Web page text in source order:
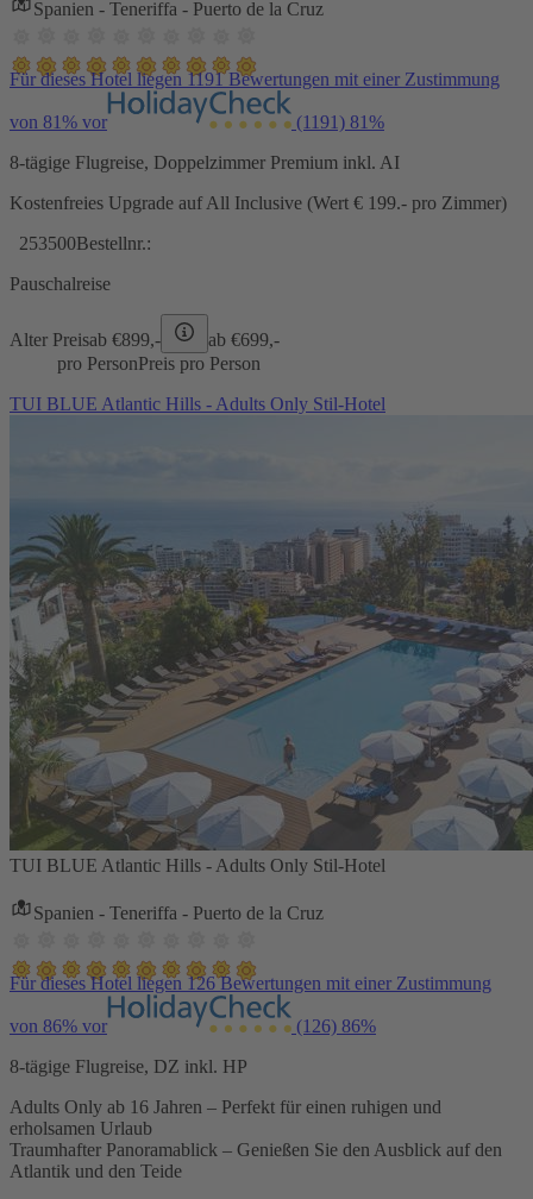
Spanien - Teneriffa - Puerto de la Cruz
Für dieses Hotel liegen 1191 Bewertungen mit einer Zustimmung
von 81% vor (1191) 81%
8-tägige Flugreise, Doppelzimmer Premium inkl. AI
Kostenfreies Upgrade auf All Inclusive (Wert € 199.- pro Zimmer)
253500Bestellnr.:
Pauschalreise
Alter Preisab €899,- ab €699,-
pro PersonPreis pro Person
TUI BLUE Atlantic Hills - Adults Only Stil-Hotel
TUI BLUE Atlantic Hills - Adults Only Stil-Hotel
Spanien - Teneriffa - Puerto de la Cruz
Für dieses Hotel liegen 126 Bewertungen mit einer Zustimmung
von 86% vor (126) 86%
8-tägige Flugreise, DZ inkl. HP
Adults Only ab 16 Jahren – Perfekt für einen ruhigen und
erholsamen Urlaub
Traumhafter Panoramablick – Genießen Sie den Ausblick auf den
Atlantik und den Teide